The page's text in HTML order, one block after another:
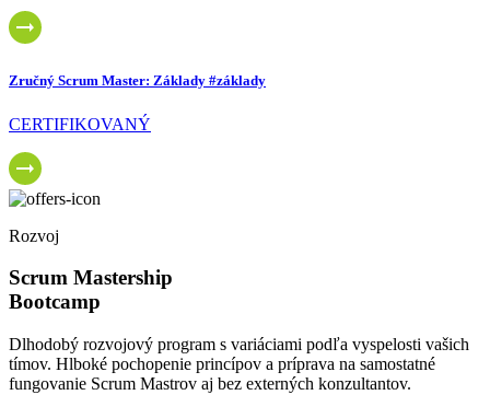
Zručný Scrum Master: Základy #základy
CERTIFIKOVANÝ
Rozvoj
Scrum Mastership
Bootcamp
Dlhodobý rozvojový program s variáciami podľa vyspelosti vašich
tímov. Hlboké pochopenie princípov a príprava na samostatné
fungovanie Scrum Mastrov aj bez externých konzultantov.